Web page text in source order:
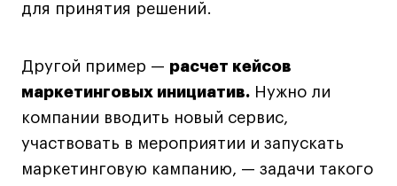
для принятия решений.
Другой пример — расчет кейсов
маркетинговых инициатив. Нужно ли
компании вводить новый сервис,
участвовать в мероприятии и запускать
маркетинговую кампанию, — задачи такого